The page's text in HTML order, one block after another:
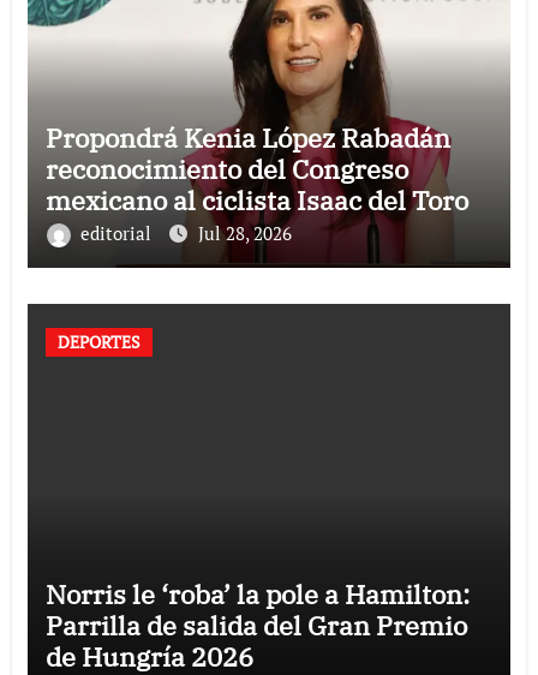
Propondrá Kenia López Rabadán
reconocimiento del Congreso
mexicano al ciclista Isaac del Toro
editorial Jul 28, 2026
DEPORTES
Norris le ‘roba’ la pole a Hamilton:
Parrilla de salida del Gran Premio
de Hungría 2026